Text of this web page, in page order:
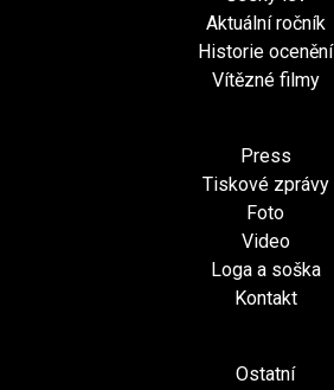
Aktuální ročník
Historie ocenění
Vítězné filmy
Press
Tiskové zprávy
Foto
Video
Loga a soška
Kontakt
Ostatní